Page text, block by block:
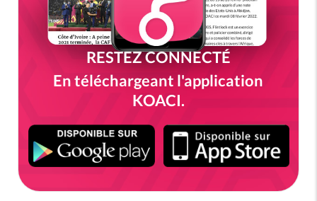
RESTEZ CONNECTÉ
En téléchargeant l'application
KOACI.